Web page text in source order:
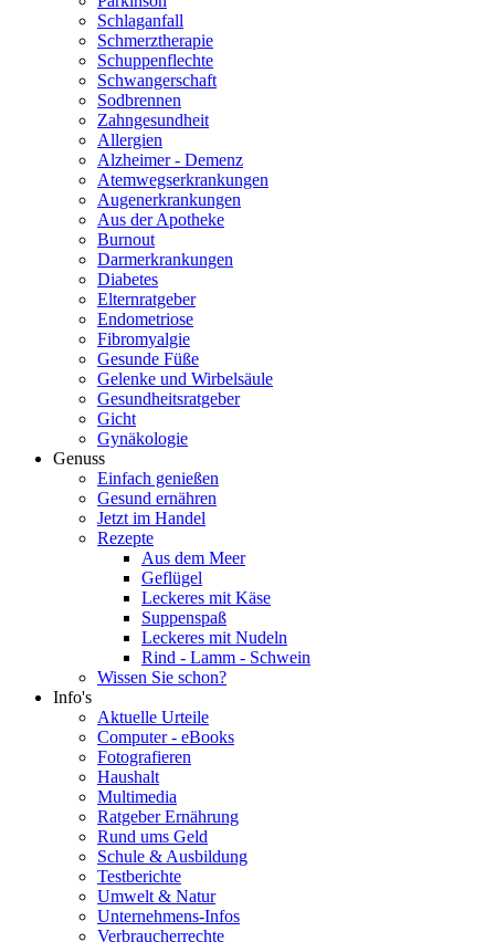
Schlaganfall
Schmerztherapie
Schuppenflechte
Schwangerschaft
Sodbrennen
Zahngesundheit
Allergien
Alzheimer - Demenz
Atemwegserkrankungen
Augenerkrankungen
Aus der Apotheke
Burnout
Darmerkrankungen
Diabetes
Elternratgeber
Endometriose
Fibromyalgie
Gesunde Füße
Gelenke und Wirbelsäule
Gesundheitsratgeber
Gicht
Gynäkologie
Genuss
Einfach genießen
Gesund ernähren
Jetzt im Handel
Rezepte
Aus dem Meer
Geflügel
Leckeres mit Käse
Suppenspaß
Leckeres mit Nudeln
Rind - Lamm - Schwein
Wissen Sie schon?
Info's
Aktuelle Urteile
Computer - eBooks
Fotografieren
Haushalt
Multimedia
Ratgeber Ernährung
Rund ums Geld
Schule & Ausbildung
Testberichte
Umwelt & Natur
Unternehmens-Infos
Verbraucherrechte